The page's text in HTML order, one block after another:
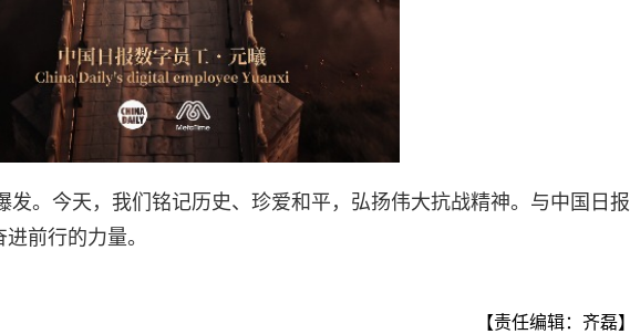
发。今天，我们铭记历史、珍爱和平，弘扬伟大抗战精神。与中国日报
前行的力量。
【责任编辑：齐磊】